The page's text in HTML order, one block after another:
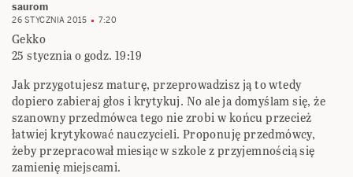
saurom
26 STYCZNIA 2015 7:20
Gekko
25 stycznia o godz. 19:19
Jak przygotujesz maturę, przeprowadzisz ją to wtedy
dopiero zabieraj głos i krytykuj. No ale ja domyślam się, że
szanowny przedmówca tego nie zrobi w końcu przecież
łatwiej krytykować nauczycieli. Proponuję przedmówcy,
żeby przepracował miesiąc w szkole z przyjemnością się
zamienię miejscami.